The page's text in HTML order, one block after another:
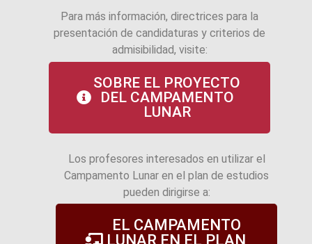
Para más información, directrices para la
presentación de candidaturas y criterios de
admisibilidad, visite:
SOBRE EL PROYECTO
DEL CAMPAMENTO
LUNAR
Los profesores interesados en utilizar el
Campamento Lunar en el plan de estudios
pueden dirigirse a:
EL CAMPAMENTO
LUNAR EN EL PLAN